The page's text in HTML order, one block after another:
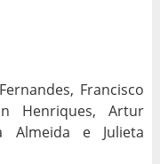
Francisco
Henriques, Artur
Almeida e Julieta